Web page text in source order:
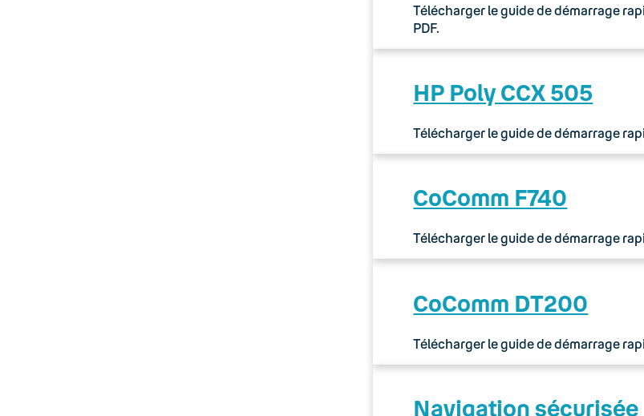
Télécharger le guide de démarrage
PDF.
HP Poly CCX 505
Télécharger le guide de démarrage
CoComm F740
Télécharger le guide de démarrage
CoComm DT200
Télécharger le guide de démarrage
Navigation sécurisée